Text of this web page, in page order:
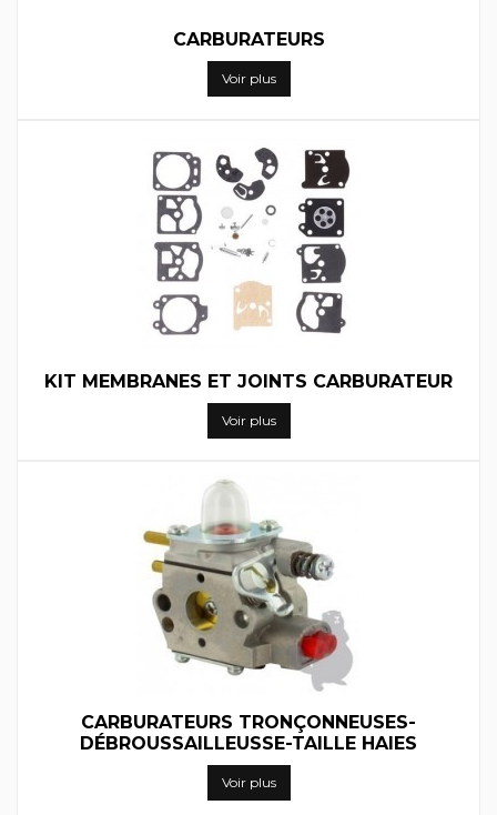
CARBURATEURS
Voir plus
KIT MEMBRANES ET JOINTS CARBURATEUR
Voir plus
CARBURATEURS TRONÇONNEUSES-
DÉBROUSSAILLEUSSE-TAILLE HAIES
Voir plus